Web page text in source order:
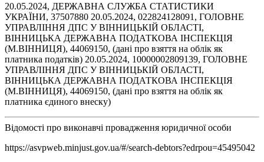
20.05.2024, ДЕРЖАВНА СЛУЖБА СТАТИСТИКИ
УКРАЇНИ, 37507880 20.05.2024, 022824128091, ГОЛОВНЕ
УПРАВЛІННЯ ДПС У ВІННИЦЬКІЙ ОБЛАСТІ,
ВІННИЦЬКА ДЕРЖАВНА ПОДАТКОВА ІНСПЕКЦІЯ
(М.ВІННИЦЯ), 44069150, (дані про взяття на облік як
платника податків) 20.05.2024, 10000002809139, ГОЛОВНЕ
УПРАВЛІННЯ ДПС У ВІННИЦЬКІЙ ОБЛАСТІ,
ВІННИЦЬКА ДЕРЖАВНА ПОДАТКОВА ІНСПЕКЦІЯ
(М.ВІННИЦЯ), 44069150, (дані про взяття на облік як
платника єдиного внеску)
Відомості про виконавчі провадження юридичної особи
https://asvpweb.minjust.gov.ua/#/search-debtors?edrpou=45495042